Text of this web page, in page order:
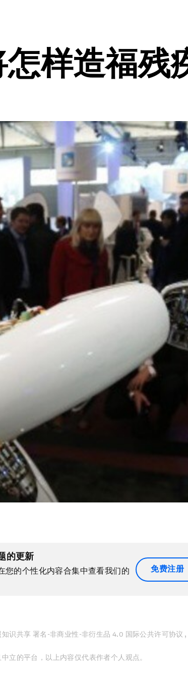
样造福残
的更新
您的个性化内容合集中查看我们的
免费注册
识共享 署名-非商业性-非衍生品 4.0 国际公共许可协议
立的平台，以上内容仅代表作者个人观点。